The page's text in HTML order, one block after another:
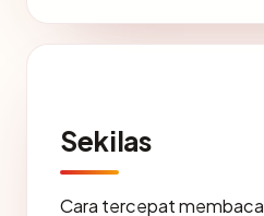
Sekilas
Cara tercepat membaca